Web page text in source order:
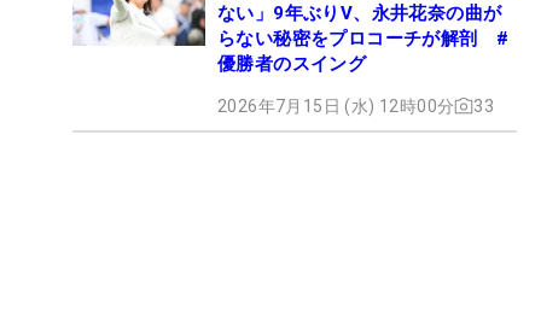
ない」9年ぶりV、永井花奈の曲が
らない秘密をプロコーチが解剖 #
優勝者のスイング
2026年7月15日 (水) 12時00分 33